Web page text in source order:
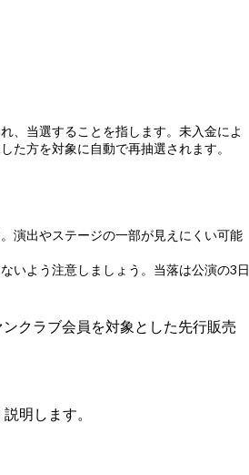
、当選することを指します。未入金によ
た方を対象に自動で再抽選されます。
演出やステージの一部が見えにくい可能
いよう注意しましょう。当落は公演の3日
ンクラブ会員を対象とした先行販売
明します。